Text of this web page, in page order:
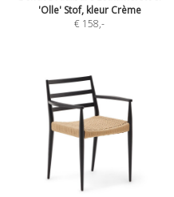
'Olle' Stof, kleur Crème
€ 158,-